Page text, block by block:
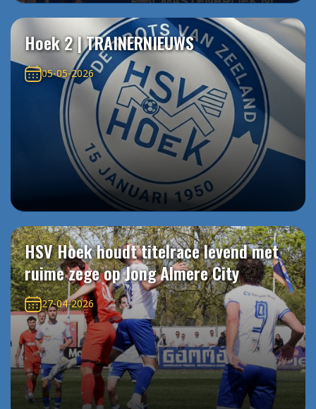
Hoek 2 | TRAINERNIEUWS
05-05-2026
HSV Hoek houdt titelrace levend met
ruime zege op Jong Almere City
27-04-2026